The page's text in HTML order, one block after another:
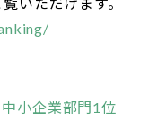
小企業部門1位